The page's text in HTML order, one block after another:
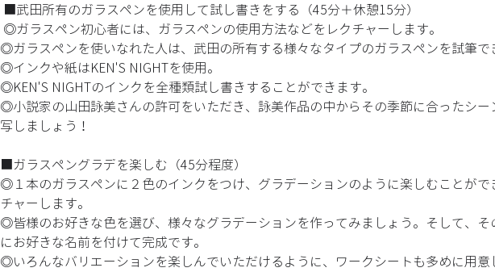
■武田所有のガラスペンを使用して試し書きをする（45分＋休憩15分）
◎ガラスペン初心者には、ガラスペンの使用方法などをレクチャーします。
◎ガラスペンを使いなれた人は、武田の所有する様々なタイプのガラスペンを試筆
◎インクや紙はKEN'S NIGHTを使用。
◎KEN'S NIGHTのインクを全種類試し書きすることができます。
◎小説家の山田詠美さんの許可をいただき、詠美作品の中からその季節に合ったシー
写しましょう！
■ガラスペングラデを楽しむ（45分程度）
◎１本のガラスペンに２色のインクをつけ、グラデーションのように楽しむことがで
チャーします。
◎皆様のお好きな色を選び、様々なグラデーションを作ってみましょう。そして、そ
にお好きな名前を付けて完成です。
◎いろんなバリエーションを楽しんでいただけるように、ワークシートも多めに用